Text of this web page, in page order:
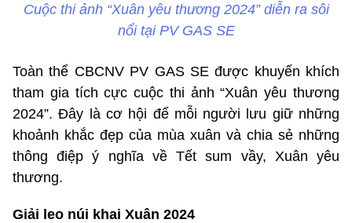
Cuộc thi ảnh “Xuân yêu thương 2024” diễn ra sôi
nổi tại PV GAS SE
Toàn thể CBCNV PV GAS SE được khuyến khích
tham gia tích cực cuộc thi ảnh “Xuân yêu thương
2024”. Đây là cơ hội để mỗi người lưu giữ những
khoảnh khắc đẹp của mùa xuân và chia sẻ những
thông điệp ý nghĩa về Tết sum vầy, Xuân yêu
thương.
Giải leo núi khai Xuân 2024